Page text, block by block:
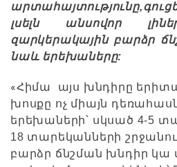
լսելն անսովոր
զարկերակային բարձր
նաև երեխաները:
«Հիմա այս խնդիրը
խոսքը ոչ միայն
երեխաների՝ սկսած 4-5
18 տարեկանների
բարձր ճնշման խնդիր կա